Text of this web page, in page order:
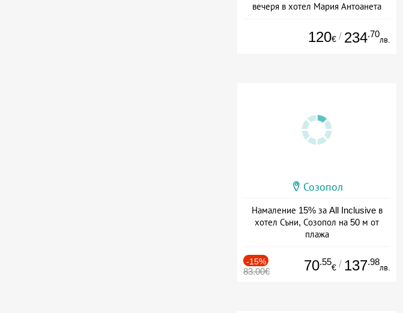
вечеря в хотел Мария Антоанета
120€ / 234.70
лв.
Созопол
Намаление 15% за All Inclusive в
хотел Съни, Созопол на 50 м от
плажа
-15%
83.00€ 70.55
€ / 137.98
лв.